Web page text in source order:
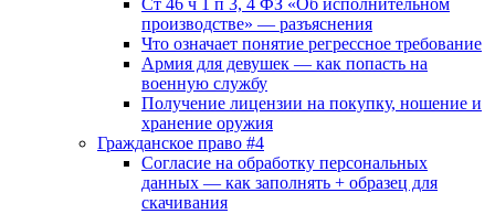
Ст 46 ч 1 п 3, 4 ФЗ «Об исполнительном
производстве» — разъяснения
Что означает понятие регрессное требование
Армия для девушек — как попасть на
военную службу
Получение лицензии на покупку, ношение и
хранение оружия
Гражданское право #4
Согласие на обработку персональных
данных — как заполнять + образец для
скачивания